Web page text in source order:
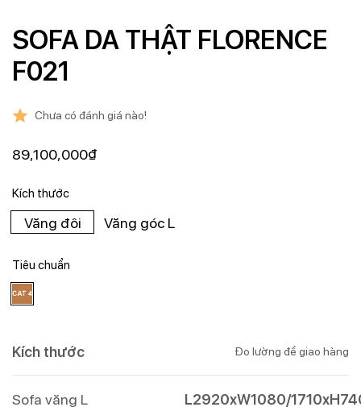
SOFA DA THẬT FLORENCE
F021
Chưa có đánh giá nào!
89,100,000₫
Kích thước
Văng đôi Văng góc L
Tiêu chuẩn
Kích thước Đo lường để giao hàng
Sofa văng L L2920xW1080/